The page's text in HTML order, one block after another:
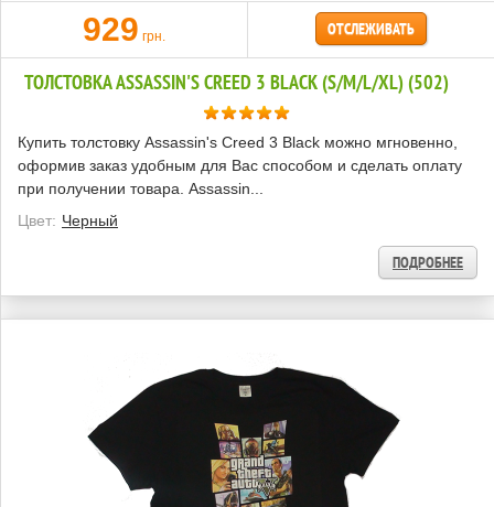
929 грн. ОТСЛЕЖИВАТЬ
ТОЛСТОВКА ASSASSIN'S CREED 3 BLACK (S/M/L/XL) (502)
Купить толстовку Assassin's Creed 3 Black можно мгновенно,
оформив заказ удобным для Вас способом и сделать оплату
при получении товара. Assassin...
Цвет: Черный
ПОДРОБНЕЕ